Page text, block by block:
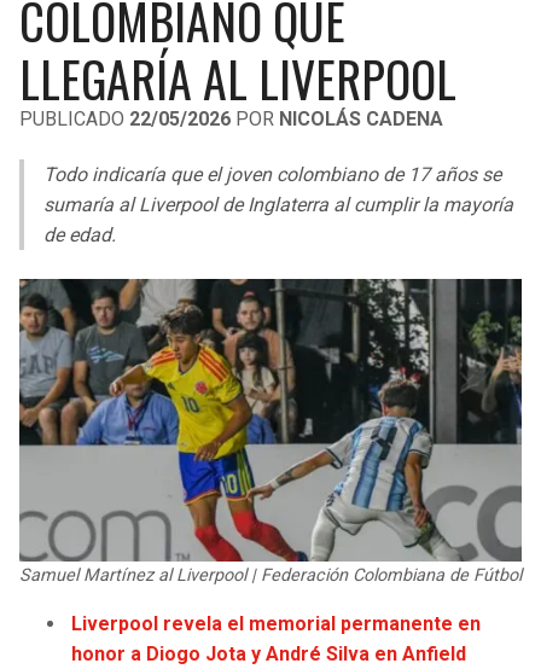
LIGA DE EXPANSIÓN MX
LEAGUES CUP
UEFA EUROPA LEAGUE
UEFA CONFERENCE LEAGUE
MLS
COPA LIBERTADORES
COPA SUDAMERICANA
LIGA BETPLAY
OTRAS LIGAS
RAIDERS
CHARGERS
RAVENS
BROWNS
STEELERS
TEXANS
JAGUARS
TITANS
CAVALIERS
PISTONS
PACERS
HAWKS
HORNETS
HEAT
WIZARDS
WARRIORS
COLOMBIANO QUE
LLEGARÍA AL LIVERPOOL
PUBLICADO 22/05/2026 POR NICOLÁS CADENA
Todo indicaría que el joven colombiano de 17 años se
sumaría al Liverpool de Inglaterra al cumplir la mayoría
de edad.
Samuel Martínez al Liverpool | Federación Colombiana de Fútbol
Liverpool revela el memorial permanente en
honor a Diogo Jota y André Silva en Anfield